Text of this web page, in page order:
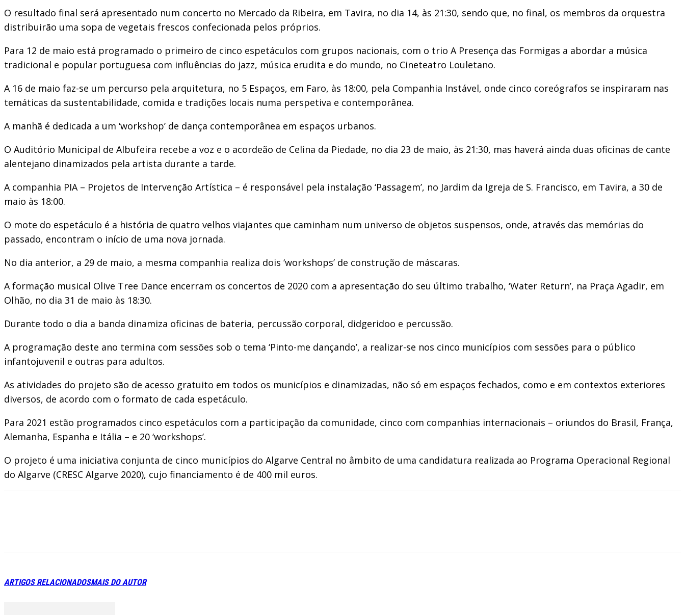
O resultado final será apresentado num concerto no Mercado da Ribeira, em Tavira, no dia 14, às 21:30, sendo que, no final, os membros da orquestra
distribuirão uma sopa de vegetais frescos confecionada pelos próprios.
Para 12 de maio está programado o primeiro de cinco espetáculos com grupos nacionais, com o trio A Presença das Formigas a abordar a música
tradicional e popular portuguesa com influências do jazz, música erudita e do mundo, no Cineteatro Louletano.
A 16 de maio faz-se um percurso pela arquitetura, no 5 Espaços, em Faro, às 18:00, pela Companhia Instável, onde cinco coreógrafos se inspiraram nas
temáticas da sustentabilidade, comida e tradições locais numa perspetiva e contemporânea.
A manhã é dedicada a um ‘workshop’ de dança contemporânea em espaços urbanos.
O Auditório Municipal de Albufeira recebe a voz e o acordeão de Celina da Piedade, no dia 23 de maio, às 21:30, mas haverá ainda duas oficinas de cante
alentejano dinamizados pela artista durante a tarde.
A companhia PIA – Projetos de Intervenção Artística – é responsável pela instalação ‘Passagem’, no Jardim da Igreja de S. Francisco, em Tavira, a 30 de
maio às 18:00.
O mote do espetáculo é a história de quatro velhos viajantes que caminham num universo de objetos suspensos, onde, através das memórias do
passado, encontram o início de uma nova jornada.
No dia anterior, a 29 de maio, a mesma companhia realiza dois ‘workshops’ de construção de máscaras.
A formação musical Olive Tree Dance encerram os concertos de 2020 com a apresentação do seu último trabalho, ‘Water Return’, na Praça Agadir, em
Olhão, no dia 31 de maio às 18:30.
Durante todo o dia a banda dinamiza oficinas de bateria, percussão corporal, didgeridoo e percussão.
A programação deste ano termina com sessões sob o tema ‘Pinto-me dançando’, a realizar-se nos cinco municípios com sessões para o público
infantojuvenil e outras para adultos.
As atividades do projeto são de acesso gratuito em todos os municípios e dinamizadas, não só em espaços fechados, como e em contextos exteriores
diversos, de acordo com o formato de cada espetáculo.
Para 2021 estão programados cinco espetáculos com a participação da comunidade, cinco com companhias internacionais – oriundos do Brasil, França,
Alemanha, Espanha e Itália – e 20 ‘workshops’.
O projeto é uma iniciativa conjunta de cinco municípios do Algarve Central no âmbito de uma candidatura realizada ao Programa Operacional Regional
do Algarve (CRESC Algarve 2020), cujo financiamento é de 400 mil euros.
ARTIGOS RELACIONADOSMAIS DO AUTOR